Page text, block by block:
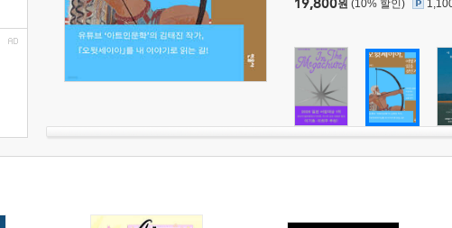
원 (10% 할인)